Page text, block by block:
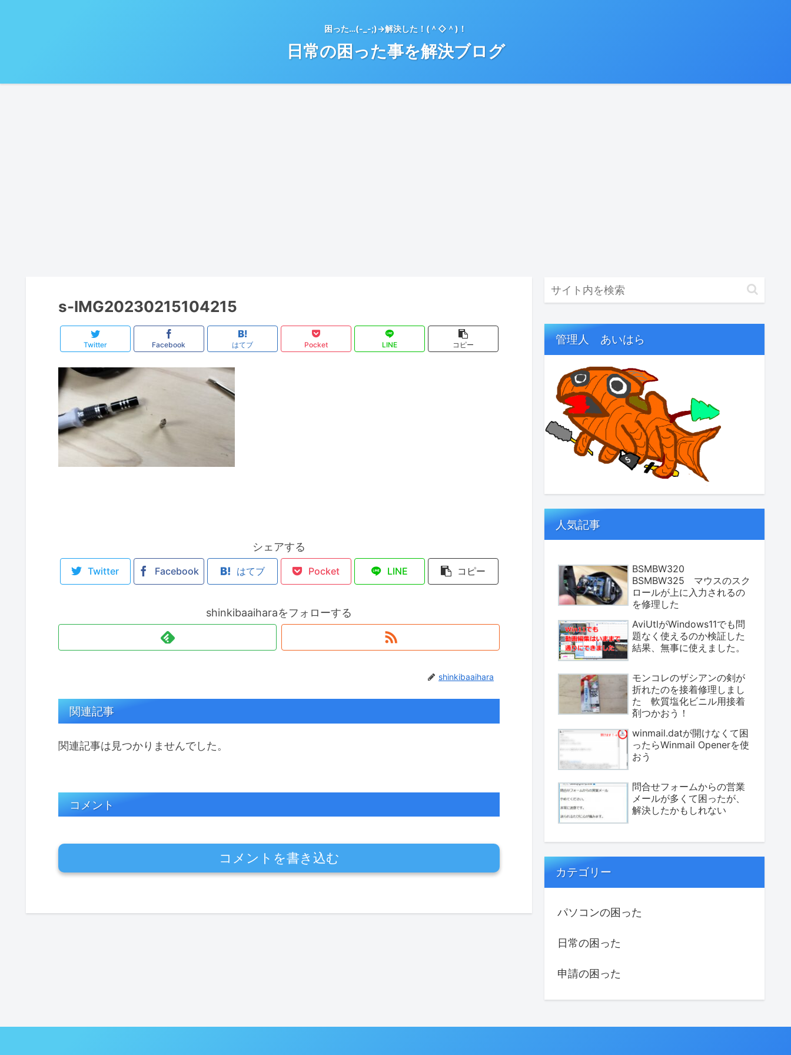
困った…(-_-;)→解決した！(＾◇＾)！
日常の困った事を解決ブログ
s-IMG20230215104215
Twitter Facebook はてブ Pocket LINE コピー
シェアする
Twitter Facebook はてブ Pocket LINE コピー
shinkibaaiharaをフォローする
shinkibaaihara
関連記事
関連記事は見つかりませんでした。
コメント
コメントを書き込む
管理人 あいはら
人気記事
BSMBW320
BSMBW325 マウスのスク
ロールが上に入力されるの
を修理した
AviUtlがWindows11でも問
題なく使えるのか検証した
結果、無事に使えました。
モンコレのザシアンの剣が
折れたのを接着修理しまし
た 軟質塩化ビニル用接着
剤つかおう！
winmail.datが開けなくて困
ったらWinmail Openerを使
おう
問合せフォームからの営業
メールが多くて困ったが、
解決したかもしれない
カテゴリー
パソコンの困った
日常の困った
申請の困った